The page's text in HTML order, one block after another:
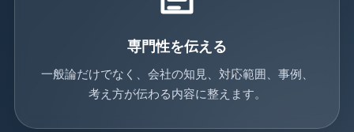
専門性を伝える
一般論だけでなく、会社の知見、対応範囲、事例、
考え方が伝わる内容に整えます。